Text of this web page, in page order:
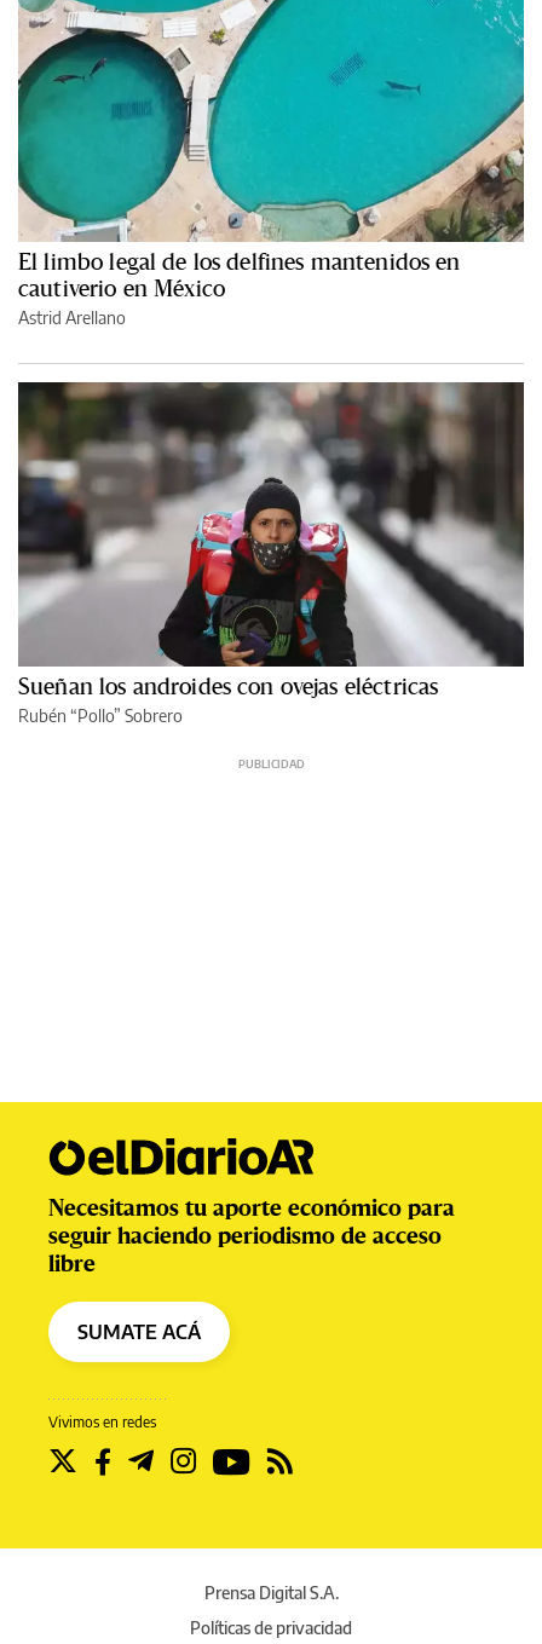
El limbo legal de los delfines mantenidos en
cautiverio en México
Astrid Arellano
Sueñan los androides con ovejas eléctricas
Rubén “Pollo” Sobrero
Vivimos en redes
Necesitamos tu aporte económico para
seguir haciendo periodismo de acceso
libre
SUMATE ACÁ
Prensa Digital S.A.
Políticas de privacidad